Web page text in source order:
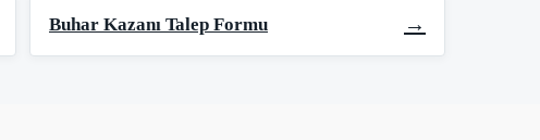
Buhar Kazanı Talep Formu →